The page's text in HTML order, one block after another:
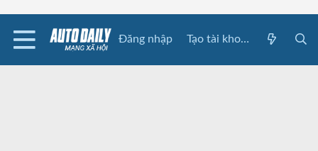
Đăng nhập Tạo tài khoản